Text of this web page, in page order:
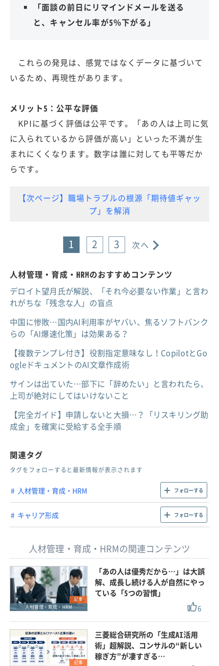
「面談の前日にリマインドメールを送る
と、キャンセル率が5％下がる」
これらの発見は、感覚ではなくデータに基づいて
いるため、再現性があります。
メリット5：公平な評価
KPIに基づく評価は公平です。「あの人は上司に気
に入られているから評価が高い」といった不満が生
まれにくくなります。数字は誰に対しても平等だか
らです。
【次ページ】職場トラブルの根源「期待値ギャッ
プ」を解消
1 2 3 次へ
人材管理・育成・HRMのおすすめコンテンツ
デロイト望月氏が解説、「それ今必要ない作業」と言わ
れがちな「残念な人」の盲点
中国に惨敗…国内AI利用率がヤバい、焦るソフトバンク
らの「AI爆速化策」は効果ある？
【複数テンプレ付き】役割指定意味なし！CopilotとGo
ogleドキュメントのAI文章作成術
サインは出ていた…部下に「辞めたい」と言われたら、
上司が絶対にしてはいけないこと
【完全ガイド】申請しないと大損…？「リスキリング助
成金」を確実に受給する全手順
関連タグ
タグをフォローすると最新情報が表示されます
人材管理・育成・HRM フォローする
キャリア形成 フォローする
人材管理・育成・HRMの関連コンテンツ
記事
人材管理・育成・HRM
「あの人は優秀だから…」は大誤
解、成長し続ける人が自然にやっ
ている「5つの習慣」
6
記事
三菱総合研究所の「生成AI活用
術」超解説、コンサルの“新しい
稼ぎ方”が凄すぎる…